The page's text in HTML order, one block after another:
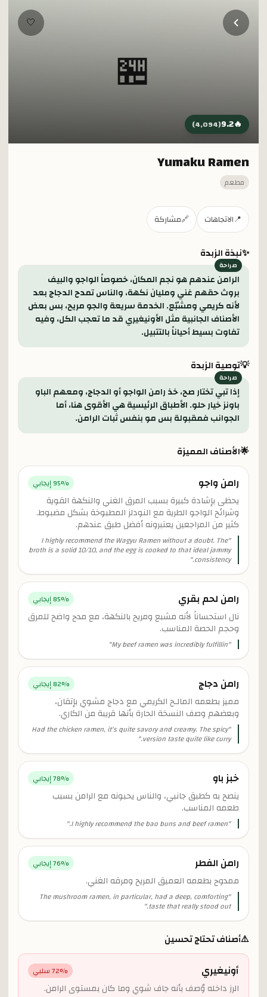
تخطي إلى المحتوى الرئيسي
🏪
🤍
🔥
9.2
(
4,094
)
Yumaku Ramen
مطعم
📍الاتجاهات 🔗مشاركة
✨نبذة الزبدة
الرامن عندهم هو نجم المكان، خصوصاً الواجو والبيف
بروث حقهم غني ومليان نكهة، والناس تمدح الدجاج بعد
لأنه كريمي ومشبّع. الخدمة سريعة والجو مريح، بس بعض
الأصناف الجانبية مثل الأونيغيري قد ما تعجب الكل، وفيه
تفاوت بسيط أحياناً بالتتبيل.
💡توصية الزبدة
إذا تبي تختار صح، خذ رامن الواجو أو الدجاج، ومعهم الباو
باونز خيار حلو. الأطباق الرئيسية هي الأقوى هنا، أما
الجوانب فمقبولة بس مو بنفس ثبات الرامن.
🌟الأصناف المميزة
رامن واجو 95% إيجابي
يحظى بإشادة كبيرة بسبب المرق الغني والنكهة القوية
وشرائح الواجو الطرية مع النودلز المطبوخة بشكل مضبوط.
كثير من المراجعين يعتبرونه أفضل طبق عندهم.
"
I highly recommend the Wagyu Ramen without a doubt. The
broth is a solid 10/10, and the egg is cooked to that ideal jammy
consistency.
"
رامن لحم بقري 85% إيجابي
نال استحساناً لأنه مشبع ومريح بالنكهة، مع مدح واضح للمرق
وحجم الحصة المناسب.
"
My beef ramen was incredibly fulfillin
"
رامن دجاج 82% إيجابي
مميز بطعمه المالـح الكريمي مع دجاج مشوي بإتقان،
وبعضهم وصف النسخة الحارة بأنها قريبة من الكاري.
"
Had the chicken ramen, it's quite savory and creamy. The spicy
version taste quite like curry.
"
خبز باو 78% إيجابي
ينصح به كطبق جانبي، والناس يحبونه مع الرامن بسبب
طعمه المناسب.
"
I highly recommend the bao buns and beef ramen.
"
رامن الفطر 76% إيجابي
ممدوح بطعمه العميق المريح ومرقه الغني.
"
The mushroom ramen, in particular, had a deep, comforting
taste that really stood out.
"
⚠️أصناف تحتاج تحسين
أونيغيري 72% سلبي
الرز داخله وُصف بأنه جاف شوي وما كان بمستوى الرامن.